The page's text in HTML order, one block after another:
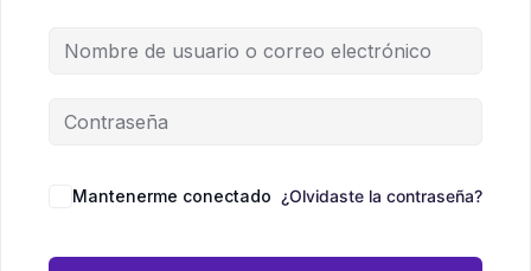
Mantenerme conectado ¿Olvidaste la contraseña?